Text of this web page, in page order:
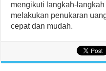
mengikuti langkah-
melakukan penukaran
cepat dan mudah.